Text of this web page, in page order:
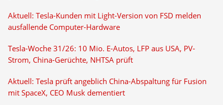
Aktuell: Tesla-Kunden mit Light-Version von FSD melden
ausfallende Computer-Hardware
Tesla-Woche 31/26: 10 Mio. E-Autos, LFP aus USA, PV-
Strom, China-Gerüchte, NHTSA prüft
Aktuell: Tesla prüft angeblich China-Abspaltung für Fusion
mit SpaceX, CEO Musk dementiert